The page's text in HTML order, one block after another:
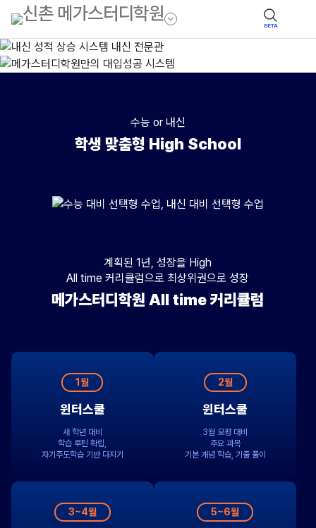
BETA
수능 or 내신
학생 맞춤형 High School
수업 : 내신 대비 선택형 수업(수준별), 대상 : 내신 성적 향상을 희망
계획된 1년, 성장을 High
All time 커리큘럼으로 최상위권으로 성장
메가스터디학원 All time 커리큘럼
1월
윈터스쿨
새 학년 대비
학습 루틴 확립,
자기주도학습 기반 다지기
2월
윈터스쿨
3월 모평 대비
주요 과목
기본 개념 학습, 기출 풀이
3~4월 5~6월